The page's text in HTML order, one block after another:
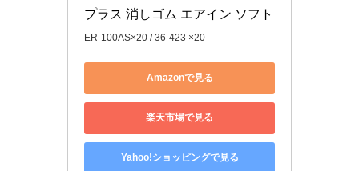
プラス 消しゴム エアイン ソフト
ER-100AS×20 / 36-423 ×20
Amazonで見る
楽天市場で見る
Yahoo!ショッピングで見る